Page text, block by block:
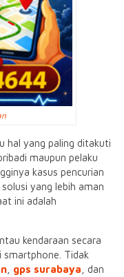
hal yang paling ditakuti
maupun pelaku
kasus pencurian
yang lebih aman
ini adalah
kendaraan secara
Tidak
gps surabaya , dan